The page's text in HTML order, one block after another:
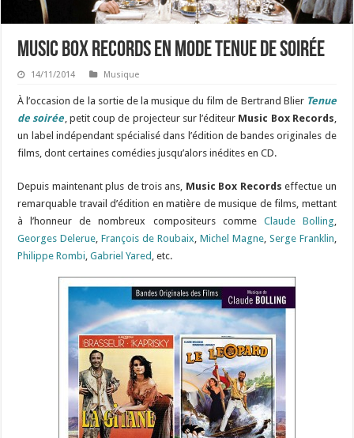
Music Box Records en mode Tenue de soirée
14/11/2014 Musique
À l’occasion de la sortie de la musique du film de Bertrand Blier Tenue
de soirée, petit coup de projecteur sur l’éditeur Music Box Records,
un label indépendant spécialisé dans l’édition de bandes originales de
films, dont certaines comédies jusqu’alors inédites en CD.
Depuis maintenant plus de trois ans, Music Box Records effectue un
remarquable travail d’édition en matière de musique de films, mettant
à l’honneur de nombreux compositeurs comme Claude Bolling,
Georges Delerue,François de Roubaix, Michel Magne, Serge Franklin,
Philippe Rombi,Gabriel Yared , etc.